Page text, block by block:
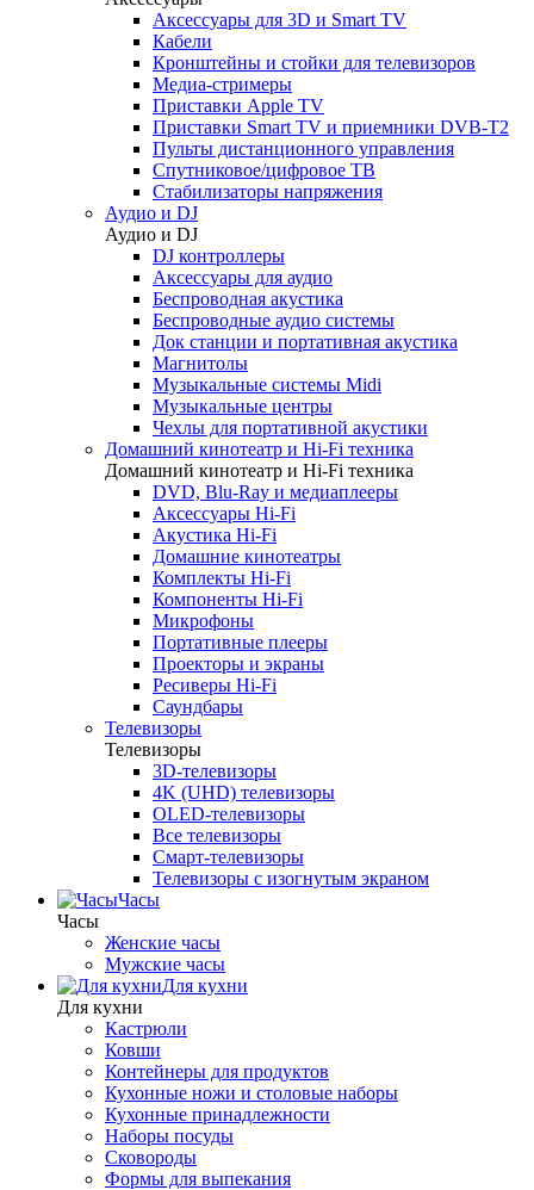
Аксессуары для 3D и Smart TV
Кабели
Кронштейны и стойки для телевизоров
Медиа-стримеры
Приставки Apple TV
Приставки Smart TV и приемники DVB-T2
Пульты дистанционного управления
Спутниковое/цифровое ТВ
Стабилизаторы напряжения
Аудио и DJ
Аудио и DJ
DJ контроллеры
Аксессуары для аудио
Беспроводная акустика
Беспроводные аудио системы
Док станции и портативная акустика
Магнитолы
Музыкальные системы Midi
Музыкальные центры
Чехлы для портативной акустики
Домашний кинотеатр и Hi-Fi техника
Домашний кинотеатр и Hi-Fi техника
DVD, Blu-Ray и медиаплееры
Аксессуары Hi-Fi
Акустика Hi-Fi
Домашние кинотеатры
Комплекты Hi-Fi
Компоненты Hi-Fi
Микрофоны
Портативные плееры
Проекторы и экраны
Ресиверы Hi-Fi
Саундбары
Телевизоры
Телевизоры
3D-телевизоры
4K (UHD) телевизоры
OLED-телевизоры
Все телевизоры
Смарт-телевизоры
Телевизоры с изогнутым экраном
Часы
Часы
Женские часы
Мужские часы
Для кухни
Для кухни
Кастрюли
Ковши
Контейнеры для продуктов
Кухонные ножи и столовые наборы
Кухонные принадлежности
Наборы посуды
Сковороды
Формы для выпекания